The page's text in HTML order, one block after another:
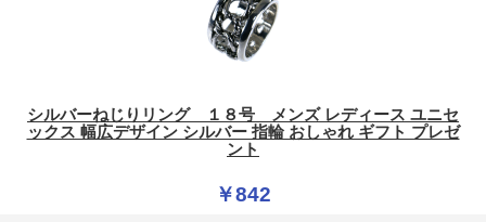
シルバーねじりリング １８号 メンズ レディース ユニセ
ックス 幅広デザイン シルバー 指輪 おしゃれ ギフト プレゼ
ント
￥842